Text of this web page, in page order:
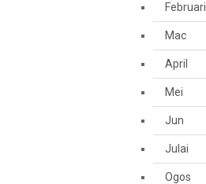
Februari
Mac
April
Mei
Jun
Julai
Ogos